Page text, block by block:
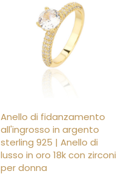
Anello di fidanzamento
all'ingrosso in argento
sterling 925 | Anello di
lusso in oro 18k con zirconi
per donna